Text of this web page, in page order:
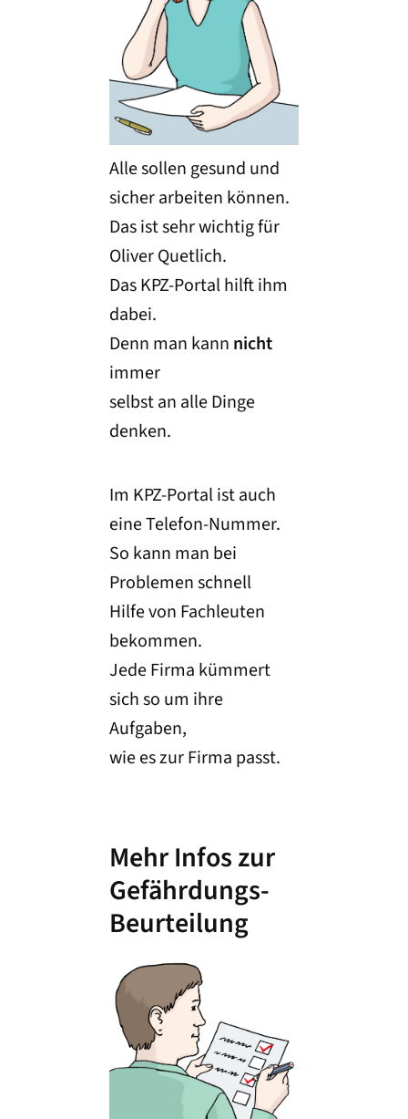
Alle sollen gesund und
sicher arbeiten können.
Das ist sehr wichtig für
Oliver Quetlich.
Das KPZ-Portal hilft ihm
dabei.
Denn man kann nicht
immer
selbst an alle Dinge
denken.
Im KPZ-Portal ist auch
eine Telefon-Nummer.
So kann man bei
Problemen schnell
Hilfe von Fachleuten
bekommen.
Jede Firma kümmert
sich so um ihre
Aufgaben,
wie es zur Firma passt.
Mehr Infos zur
Gefährdungs-
Beurteilung